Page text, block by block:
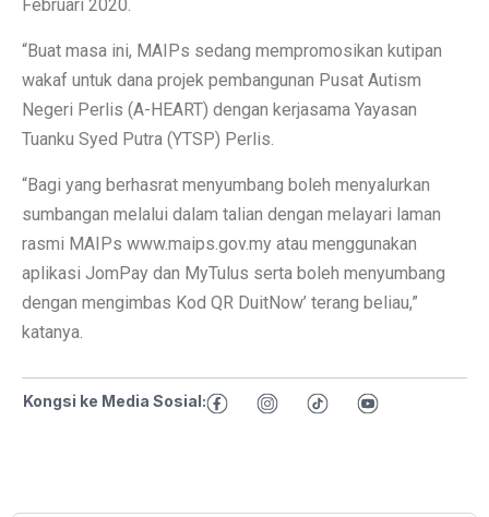
Februari 2020.
“Buat masa ini, MAIPs sedang mempromosikan kutipan
wakaf untuk dana projek pembangunan Pusat Autism
Negeri Perlis (A-HEART) dengan kerjasama Yayasan
Tuanku Syed Putra (YTSP) Perlis.
“Bagi yang berhasrat menyumbang boleh menyalurkan
sumbangan melalui dalam talian dengan melayari laman
rasmi MAIPs www.maips.gov.my atau menggunakan
aplikasi JomPay dan MyTulus serta boleh menyumbang
dengan mengimbas Kod QR DuitNow’ terang beliau,”
katanya.
Kongsi ke Media Sosial: